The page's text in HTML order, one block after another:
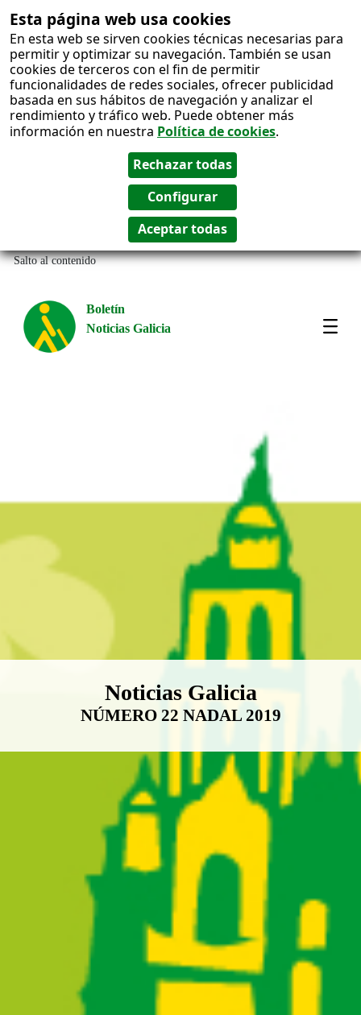
Esta página web usa cookies
En esta web se sirven cookies técnicas necesarias para
permitir y optimizar su navegación. También se usan
cookies de terceros con el fin de permitir
funcionalidades de redes sociales, ofrecer publicidad
basada en sus hábitos de navegación y analizar el
rendimiento y tráfico web. Puede obtener más
información en nuestra Política de cookies.
Salto al contenido
Boletín
Noticias Galicia
Boletín Noticias Galicia
Noticias Galicia
NÚMERO 22 NADAL 2019